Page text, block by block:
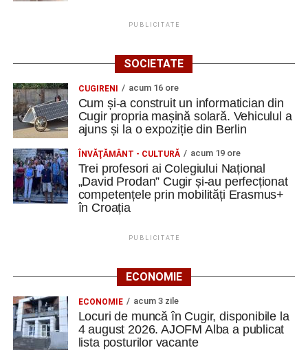
PUBLICITATE
SOCIETATE
CUGIRENI acum 16 ore
Cum și-a construit un informatician din
Cugir propria mașină solară. Vehiculul a
ajuns și la o expoziție din Berlin
ÎNVĂŢĂMÂNT - CULTURĂ acum 19 ore
Trei profesori ai Colegiului Național
„David Prodan” Cugir și-au perfecționat
competențele prin mobilități Erasmus+
în Croația
PUBLICITATE
ECONOMIE
ECONOMIE acum 3 zile
Locuri de muncă în Cugir, disponibile la
4 august 2026. AJOFM Alba a publicat
lista posturilor vacante